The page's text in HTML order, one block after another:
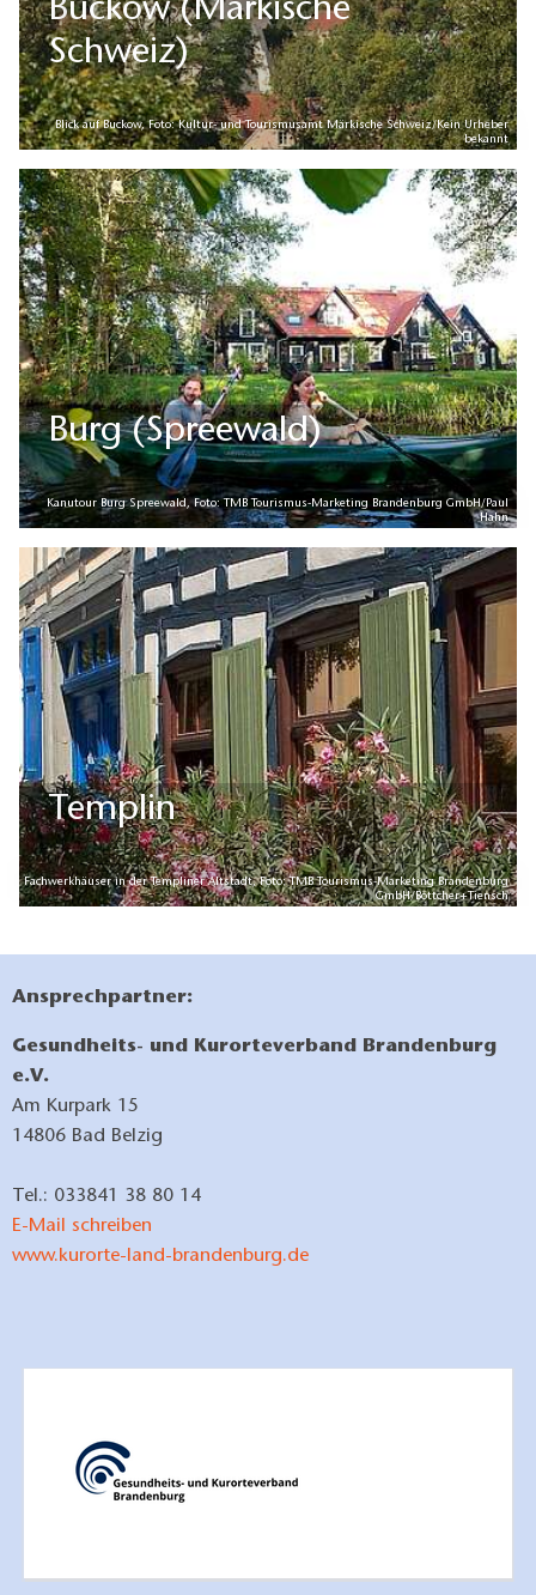
Buckow (Märkische
Schweiz)
Blick auf Buckow, Foto: Kultur- und Tourismusamt Märkische Schweiz/Kein Urheber
bekannt
Burg (Spreewald)
Kanutour Burg Spreewald, Foto: TMB Tourismus-Marketing Brandenburg GmbH/Paul
Hahn
Templin
Fachwerkhäuser in der Templiner Altstadt, Foto: TMB Tourismus-Marketing Brandenburg
GmbH/Böttcher+Tiensch
Ansprechpartner:
Gesundheits- und Kurorteverband Brandenburg
e.V.
Am Kurpark 15
14806 Bad Belzig
Tel.: 033841 38 80 14
E-Mail schreiben
www.kurorte-land-brandenburg.de